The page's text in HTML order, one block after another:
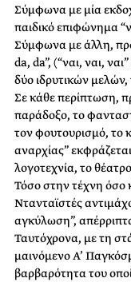
Σύμφωνα με μία
παιδικό επιφώνημα
Σύμφωνα με άλλη,
da, da”, (“ναι, ναι,
δύο ιδρυτικών
Σε κάθε περίπτωση,
παράδοξο, το
τον φουτουρισμό, το
αναρχίας”
λογοτεχνία, το
Τόσο στην τέχνη όσο
Ντανταϊστές
αγκύλωση”,
Ταυτόχρονα, με τη
μαινόμενο Α’
βαρβαρότητα του